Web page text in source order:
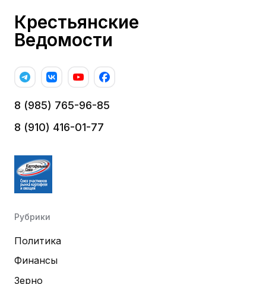
Крестьянские
Ведомости
8 (985) 765-96-85
8 (910) 416-01-77
Рубрики
Политика
Финансы
Зерно